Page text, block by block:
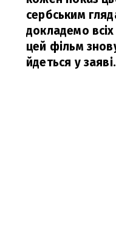
сербським
докладемо
цей фільм
йдеться у заяві.